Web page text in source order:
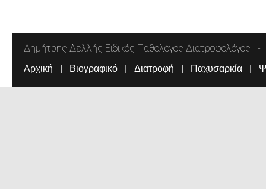
Δημήτρης Δελλής Ειδικός Παθολόγος Διατροφολόγος
Αρχική Βιογραφικό Διατροφή Παχυσαρκία